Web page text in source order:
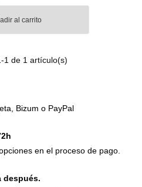
al carrito
-1 de 1 artículo(s)
Bizum o PayPal
en el proceso de pago.
después.